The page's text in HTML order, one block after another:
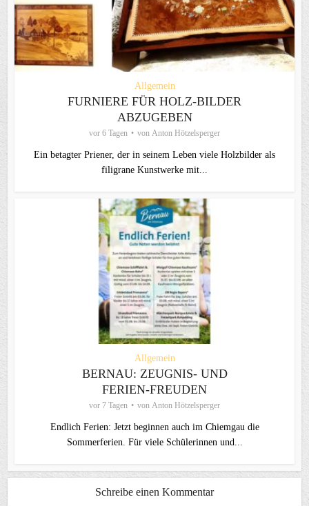
Allgemein
FURNIERE FÜR HOLZ-BILDER
ABZUGEBEN
vor 6 Tagen von Anton Hötzelsperger
Ein betagter Priener, der in seinem Leben viele Holzbilder als
filigrane Kunstwerke mit...
Allgemein
BERNAU: ZEUGNIS- UND
FERIEN-FREUDEN
vor 7 Tagen von Anton Hötzelsperger
Endlich Ferien: Jetzt beginnen auch im Chiemgau die
Sommerferien. Für viele Schülerinnen und...
Schreibe einen Kommentar